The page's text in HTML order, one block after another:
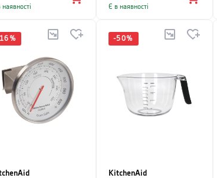
наявності Є в наявності
16 % -50%
KitchenAid